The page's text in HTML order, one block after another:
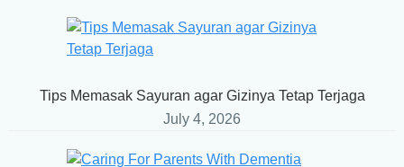
Tips Memasak Sayuran agar Gizinya Tetap Terjaga
July 4, 2026